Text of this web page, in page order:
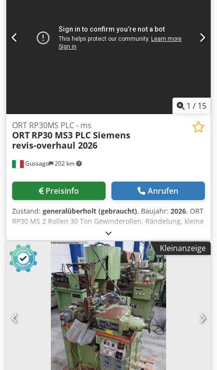
1 / 15
Gussago 202 km
ORT RP30MS PLC - ms
ORT RP30 MS3 PLC Siemens
revis-overhaul 2026
Preisinfo Anrufen
Zustand: generalüberholt (gebraucht), Baujahr: 2026, ORT
RP30 MS 2 Rollen 30 Ton Gewinderollen, Rändelung, kleine
Zahraede Dwedpfx Ajuykz Dskvoa 2026 Elektronische
Überholung und Nachrüstung mit Siemens PLC (2026) Die
Maschine ist unter Strom in unserem Lager in Gussago BS.
Probelauf möglich M i m u Werkzeugmaschinen Das
Walzen ist ein mechanischer Prozess ohne
Spanentfernung, der kalt oder heiß durchgeführt werden
kann als Zweck die Verbesserung der
Oberflächenbeschaffenheit (daher das
Ermüdungsverhalten Leistung (Tonne): 30 Anzahl der
Walzen: 2
Kleinanzeige